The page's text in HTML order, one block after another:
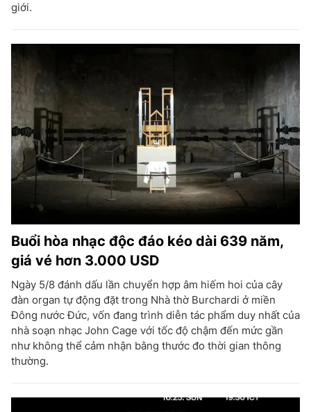
giới.
Buổi hòa nhạc độc đáo kéo dài 639 năm,
giá vé hơn 3.000 USD
Ngày 5/8 đánh dấu lần chuyển hợp âm hiếm hoi của cây
đàn organ tự động đặt trong Nhà thờ Burchardi ở miền
Đông nước Đức, vốn đang trình diễn tác phẩm duy nhất của
nhà soạn nhạc John Cage với tốc độ chậm đến mức gần
như không thể cảm nhận bằng thước đo thời gian thông
thường.